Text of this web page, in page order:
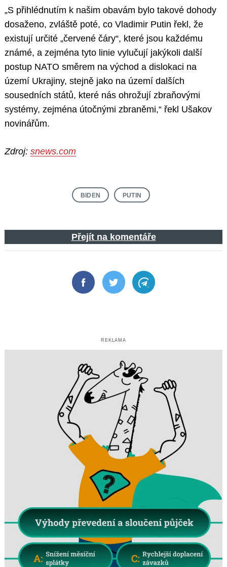
„S přihlédnutím k našim obavám bylo takové dohody
dosaženo, zvláště poté, co Vladimir Putin řekl, že
existují určité „červené čáry“, které jsou každému
známé, a zejména tyto linie vylučují jakýkoli další
postup NATO směrem na východ a dislokaci na
území Ukrajiny, stejně jako na území dalších
sousedních států, které nás ohrožují zbraňovými
systémy, zejména útočnými zbraněmi,“ řekl Ušakov
novinářům.
Zdroj: snews.com
BIDEN PUTIN
Přejít na komentáře
FacebookTwitter Telegram
REKLAMA